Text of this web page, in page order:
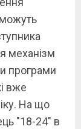
механізм
програми
вже
На що
"18-24" в